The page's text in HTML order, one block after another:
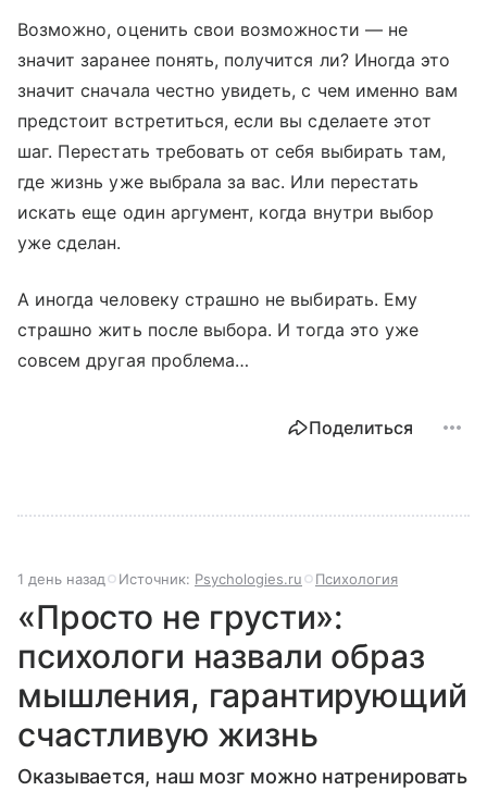
Возможно, оценить свои возможности — не
значит заранее понять, получится ли? Иногда это
значит сначала честно увидеть, с чем именно вам
предстоит встретиться, если вы сделаете этот
шаг. Перестать требовать от себя выбирать там,
где жизнь уже выбрала за вас. Или перестать
искать еще один аргумент, когда внутри выбор
уже сделан.
А иногда человеку страшно не выбирать. Ему
страшно жить после выбора. И тогда это уже
совсем другая проблема…
Поделиться
1 день назад Источник: Psychologies.ru Психология
«Просто не грусти»:
психологи назвали образ
мышления, гарантирующий
счастливую жизнь
Оказывается, наш мозг можно натренировать